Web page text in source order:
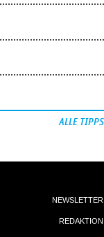
ALLE TIPPS
NEWSLETTER
REDAKTION